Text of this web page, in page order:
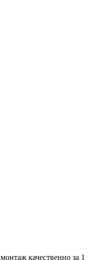
качественно за 1